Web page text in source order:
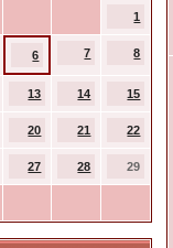
1
6 7 8
13 14 15
20 21 22
27 28 29